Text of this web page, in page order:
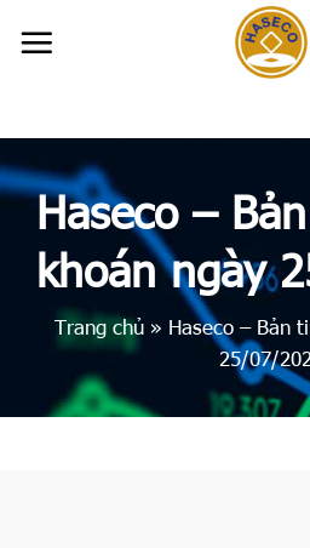
Haseco –
khoán ngày
Trang chủ » Haseco – Bản
25/07/